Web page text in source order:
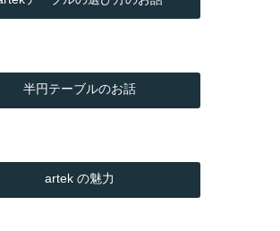
半円テーブルのお話
artek の魅力